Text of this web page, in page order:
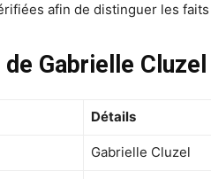
afin de distinguer les
Gabrielle Cluzel
Détails
Gabrielle Cluzel